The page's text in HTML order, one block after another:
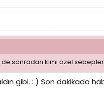
sonradan kimi özel
gibi. : ) Son dakikada